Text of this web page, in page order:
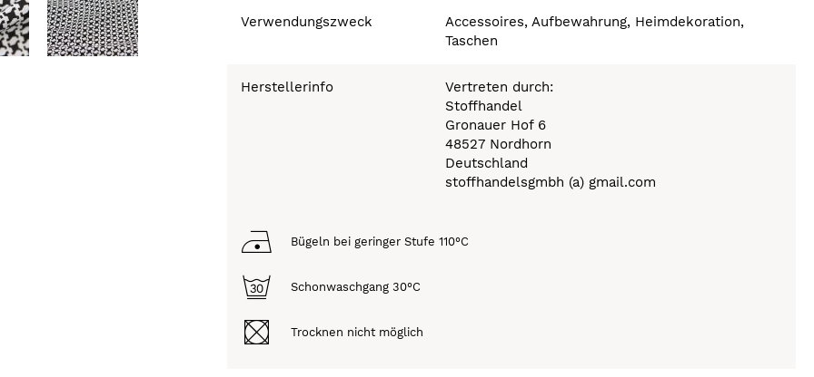
Verwendungszweck
Accessoires, Aufbewahrung, Heimdekoration,
Taschen
Herstellerinfo
Vertreten durch:
Stoffhandel
Gronauer Hof 6
48527 Nordhorn
Deutschland
stoffhandelsgmbh (a) gmail.com
Bügeln bei geringer Stufe 110°C
Schonwaschgang 30°C
Trocknen nicht möglich